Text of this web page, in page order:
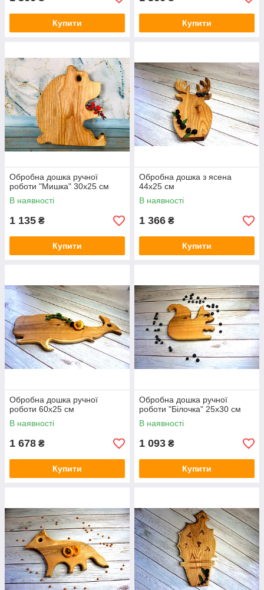
Купити Купити
Обробна дошка ручної
роботи "Мишка" 30х25 см
В наявності
1 135 ₴
Купити
Обробна дошка з ясена
44х25 см
В наявності
1 366 ₴
Купити
Обробна дошка ручної
роботи 60х25 см
В наявності
1 678 ₴
Купити
Обробна дошка ручної
роботи "Білочка" 25х30 см
В наявності
1 093 ₴
Купити